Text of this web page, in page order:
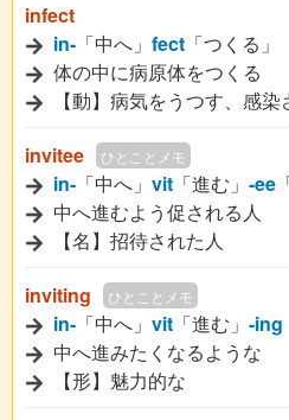
infect
in- 「中へ」 fect 「つくる」
体の中に病原体をつくる
【動】病気をうつす、感染
invitee
ひとことメモ
in- 「中へ」 vit 「進む」 -ee
中へ進むよう促される人
【名】招待された人
inviting
ひとことメモ
in- 「中へ」 vit 「進む」 -ing
中へ進みたくなるような
【形】魅力的な